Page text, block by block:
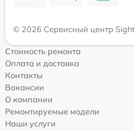
© 2026 Сервисный центр
Стоимость ремонта
Оплата и доставка
Контакты
Вакансии
О компании
Ремонтируемые модели
Наши услуги